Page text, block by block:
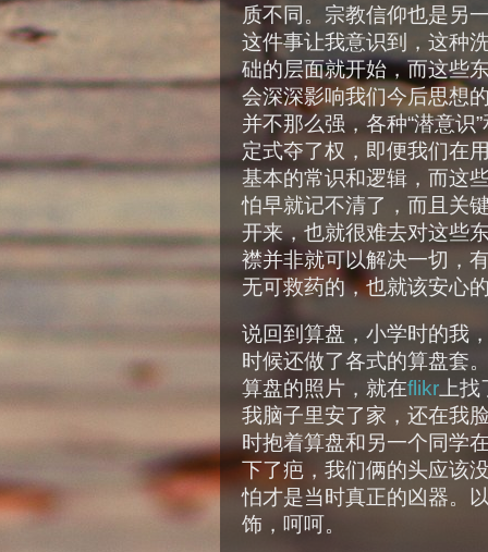
质不同。宗教信仰也是另
这件事让我意识到，这种
础的层面就开始，而这些
会深深影响我们今后思想
并不那么强，各种“潜意识
定式夺了权，即便我们在
基本的常识和逻辑，而这
怕早就记不清了，而且关
开来，也就很难去对这些
襟并非就可以解决一切，
无可救药的，也就该安心
说回到算盘，小学时的我
时候还做了各式的算盘套
算盘的照片，就在flikr上找
我脑子里安了家，还在我
时抱着算盘和另一个同学
下了疤，我们俩的头应该
怕才是当时真正的凶器。
饰，呵呵。